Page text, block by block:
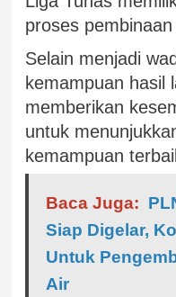
proses
Selain menjadi
kemampuan hasil
memberikan
untuk
kemampuan
Baca Juga:
Siap Digelar,
Untuk
Air